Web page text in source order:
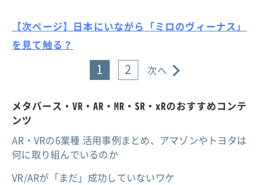
【次ページ】日本にいながら「ミロのヴィーナス」
を見て触る？
1 2 次へ
メタバース・VR・AR・MR・SR・xRのおすすめコンテ
ンツ
AR・VRの6業種 活用事例まとめ、アマゾンやトヨタは
何に取り組んでいるのか
VR/ARが「まだ」成功していないワケ